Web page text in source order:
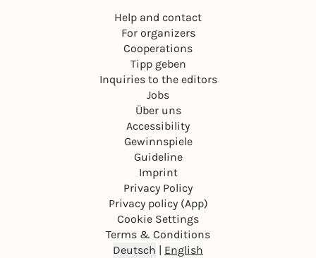
Help and contact
For organizers
Cooperations
Tipp geben
Inquiries to the editors
Jobs
Über uns
Accessibility
Gewinnspiele
Guideline
Imprint
Privacy Policy
Privacy policy (App)
Cookie Settings
Terms & Conditions
Deutsch | English